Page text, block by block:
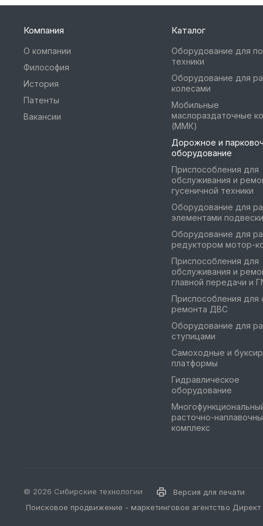
Компания
О компании
Философия
История
Патенты
Вакансии
Каталог
Оборудование для
техники
Оборудование для
колесами
Мобильные
маслораздаточные
(ММК)
Дорожное и
оборудование
Приспособления для
обслуживания и
гусеничной техники
Оборудование для
элементами подвески
Оборудование для
редуктором мотор-
Приспособления для
обслуживания и
главной передачи и
Приспособления для
ремонта ДВС
Оборудование для
ступицами
Самоходные и
платформы
Гидравлическое
оборудование
расточно-
комплекс
© 2026 Сибирские технологии
Версия для печати
Поисковое продвижение - маркетинговое агентство